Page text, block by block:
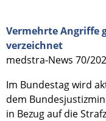
Vermehrte Angriffe
verzeichnet
medstra-News 70/
Im Bundestag wird
dem
in Bezug auf die